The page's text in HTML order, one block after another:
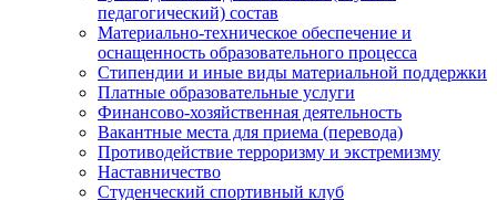
педагогический) состав
Материально-техническое обеспечение и
оснащенность образовательного процесса
Стипендии и иные виды материальной поддержки
Платные образовательные услуги
Финансово-хозяйственная деятельность
Вакантные места для приема (перевода)
Противодействие терроризму и экстремизму
Наставничество
Студенческий спортивный клуб